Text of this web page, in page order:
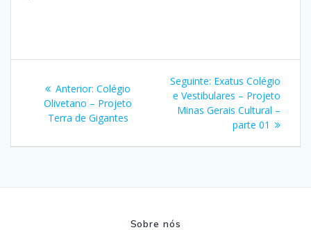
Anterior: Post
anterior:
Colégio
Olivetano – Projeto
Terra de Gigantes
Seguinte: Post
seguinte:
Exatus Colégio
e Vestibulares – Projeto
Minas Gerais Cultural –
parte 01
Sobre nós